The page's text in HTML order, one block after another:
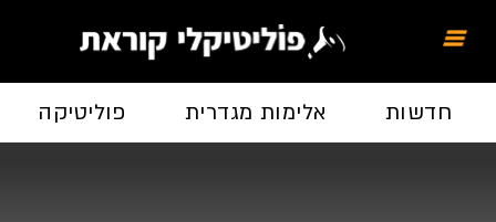
חדשות אלימות מגדרית פוליטיקה